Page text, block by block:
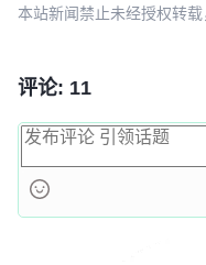
本站新闻禁止未经授权转
评论: 11